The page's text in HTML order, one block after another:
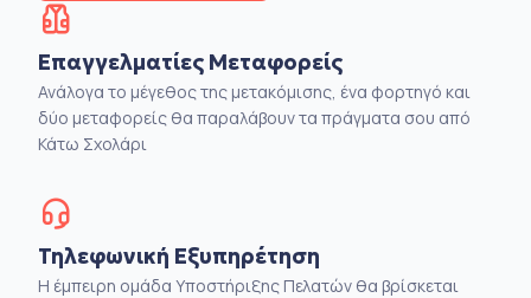
Επαγγελματίες Μεταφορείς
Ανάλογα το μέγεθος της μετακόμισης, ένα φορτηγό και
δύο μεταφορείς θα παραλάβουν τα πράγματα σου από
Κάτω Σχολάρι
Τηλεφωνική Εξυπηρέτηση
Η έμπειρη ομάδα Υποστήριξης Πελατών θα βρίσκεται